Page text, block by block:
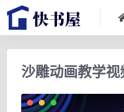
沙雕动画教学